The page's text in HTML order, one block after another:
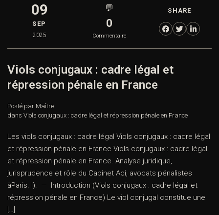
09
SEP
2025
💬
0
Commentaire
SHARE
Viols conjugaux : cadre légal et
répression pénale en France
Posté par Maître
dans Viols conjugaux : cadre légal et répression pénale en France
Les viols conjugaux : cadre légal Viols conjugaux : cadre légal
et répression pénale en France Viols conjugaux : cadre légal
et répression pénale en France. Analyse juridique,
jurisprudence et rôle du Cabinet Aci, avocats pénalistes
àParis. I). — Introduction (Viols conjugaux : cadre légal et
répression pénale en France) Le viol conjugal constitue une
[…]